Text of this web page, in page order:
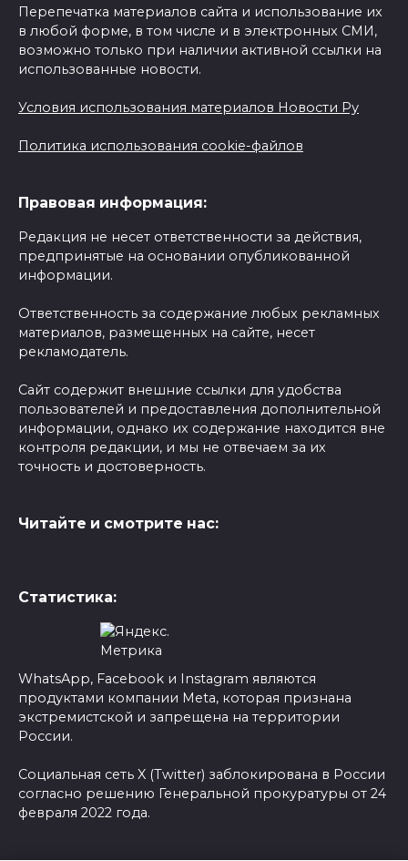
Перепечатка материалов сайта и использование их
в любой форме, в том числе и в электронных СМИ,
возможно только при наличии активной ссылки на
использованные новости.
Условия использования материалов Новости Ру
Политика использования cookie-файлов
Правовая информация:
Редакция не несет ответственности за действия,
предпринятые на основании опубликованной
информации.
Ответственность за содержание любых рекламных
материалов, размещенных на сайте, несет
рекламодатель.
Сайт содержит внешние ссылки для удобства
пользователей и предоставления дополнительной
информации, однако их содержание находится вне
контроля редакции, и мы не отвечаем за их
точность и достоверность.
Читайте и смотрите нас:
Статистика:
WhatsApp, Facebook и Instagram являются
продуктами компании Meta, которая признана
экстремистской и запрещена на территории
России.
Социальная сеть X (Twitter) заблокирована в России
согласно решению Генеральной прокуратуры от 24
февраля 2022 года.